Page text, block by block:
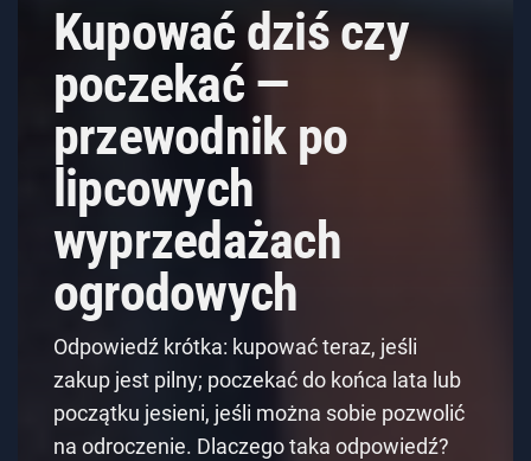
Kupować dziś czy
poczekać —
przewodnik po
lipcowych
wyprzedażach
ogrodowych
Odpowiedź krótka: kupować teraz, jeśli
zakup jest pilny; poczekać do końca lata lub
początku jesieni, jeśli można sobie pozwolić
na odroczenie. Dlaczego taka odpowiedź?